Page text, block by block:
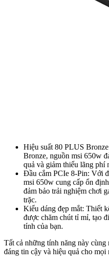
Hiệu suất 80 PLUS
Bronze, nguồn msi 650w
quả và giảm thiểu lãng phí
Đầu cắm PCIe 8-Pin: Với
msi 650w cung cấp ổn
đảm bảo trải nghiệm chơi
trặc.
Kiểu dáng đẹp mắt: Thiết
được chăm chút tỉ mỉ, tạo
tính của bạn.
Tất cả những tính năng này
đáng tin cậy và hiệu quả cho mọi